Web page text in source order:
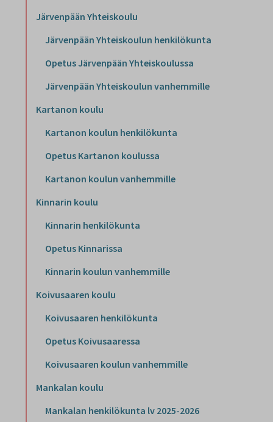
Järvenpään Yhteiskoulu
Järvenpään Yhteiskoulun henkilökunta
Opetus Järvenpään Yhteiskoulussa
Järvenpään Yhteiskoulun vanhemmille
Kartanon koulu
Kartanon koulun henkilökunta
Opetus Kartanon koulussa
Kartanon koulun vanhemmille
Kinnarin koulu
Kinnarin henkilökunta
Opetus Kinnarissa
Kinnarin koulun vanhemmille
Koivusaaren koulu
Koivusaaren henkilökunta
Opetus Koivusaaressa
Koivusaaren koulun vanhemmille
Mankalan koulu
Mankalan henkilökunta lv 2025-2026